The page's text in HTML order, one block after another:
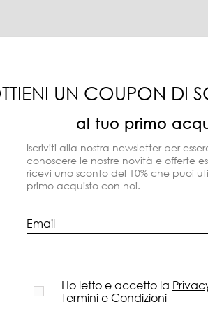
UN COUPON DI
al tuo primo
Iscriviti alla nostra newsletter per
conoscere le nostre novità e offerte
ricevi uno sconto del 10% che puoi
primo acquisto con noi.
Email
Ho letto e accetto la
Termini e Condizioni